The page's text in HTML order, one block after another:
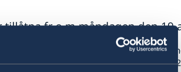
fr o m måndagen den 19
belgiska regeringen förbjudit alla icke
upphör nu på måndag den 19 april